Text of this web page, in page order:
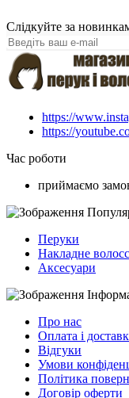
Слідкуйте за
https://
https://
Час роботи
приймаємо
Перуки
Накладне
Аксесуари
Про нас
Оплата і
Відгуки
Умови
Політика
Договір оферти